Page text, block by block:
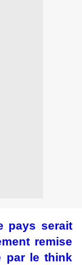
pays serait
remise
par le think